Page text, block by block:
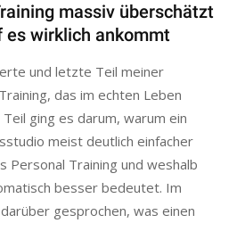
massiv überschätzt
es wirklich ankommt
und letzte Teil meiner
das im echten Leben
ging es darum, warum ein
meist deutlich einfacher
Personal Training und weshalb
besser bedeutet. Im
gesprochen, was einen